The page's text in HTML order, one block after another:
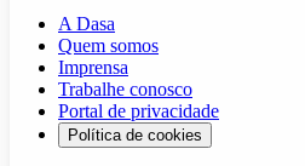
A Dasa
Quem somos
Imprensa
Trabalhe conosco
Portal de privacidade
Política de cookies